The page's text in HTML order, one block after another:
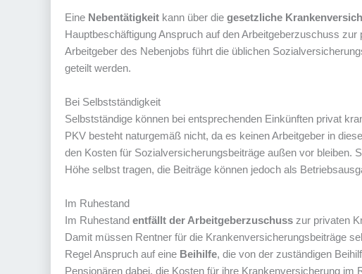
Eine Nebentätigkeit kann über die gesetzliche
Hauptbeschäftigung Anspruch auf den Arbeitgeberzuschuss
Arbeitgeber des Nebenjobs führt die üblichen
geteilt werden.
Bei Selbstständigkeit
Selbstständige können bei entsprechenden Einkünften privat
PKV besteht naturgemäß nicht, da es keinen Arbeitgeber in
den Kosten für Sozialversicherungsbeiträge außen vor bleiben.
Höhe selbst tragen, die Beiträge können jedoch als
Im Ruhestand
Im Ruhestand entfällt der Arbeitgeberzuschuss zur privaten
Damit müssen Rentner für die Krankenversicherungsbeiträge
Regel Anspruch auf eine Beihilfe, die von der zuständigen
Pensionären dabei, die Kosten für ihre Krankenversicherung im